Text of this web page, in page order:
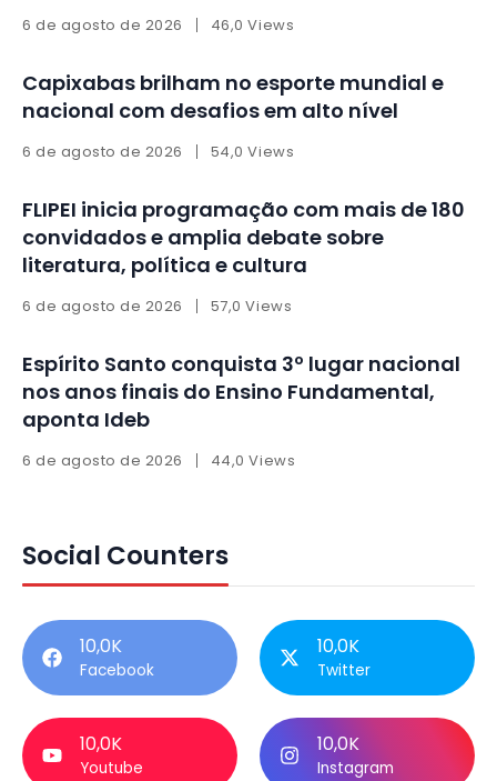
6 de agosto de 2026 46,0 Views
Capixabas brilham no esporte mundial e
nacional com desafios em alto nível
6 de agosto de 2026 54,0 Views
FLIPEI inicia programação com mais de 180
convidados e amplia debate sobre
literatura, política e cultura
6 de agosto de 2026 57,0 Views
Espírito Santo conquista 3º lugar nacional
nos anos finais do Ensino Fundamental,
aponta Ideb
6 de agosto de 2026 44,0 Views
Social Counters
10,0K
Facebook
10,0K
Twitter
10,0K
Youtube
10,0K
Instagram